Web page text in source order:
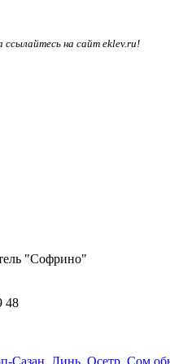
на сайт eklev.ru!
"Софрино"
48
Сазан, Линь, Осетр, Сом